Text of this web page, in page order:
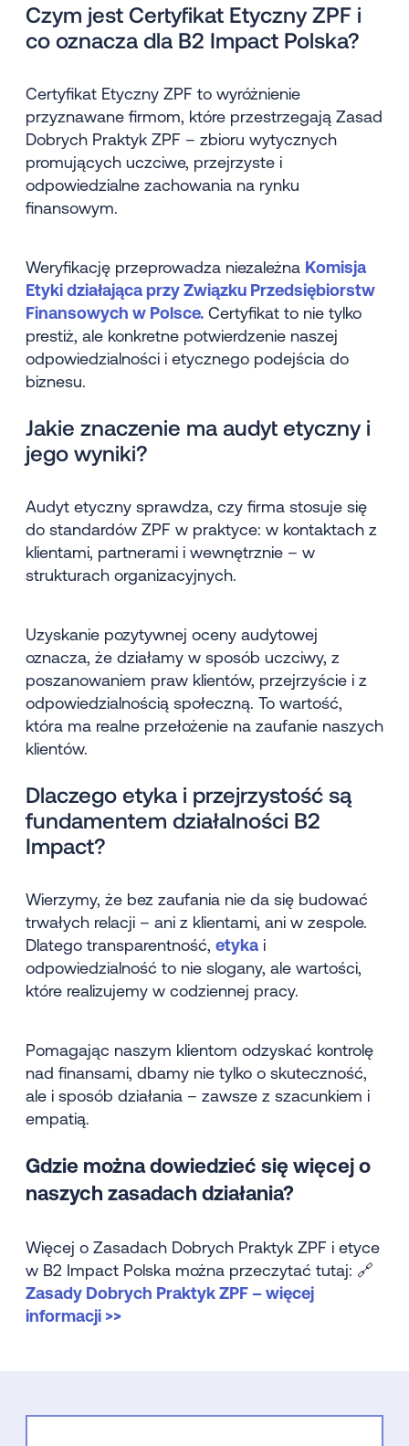
Czym jest Certyfikat Etyczny ZPF i
co oznacza dla B2 Impact Polska?
Certyfikat Etyczny ZPF to wyróżnienie
przyznawane firmom, które przestrzegają Zasad
Dobrych Praktyk ZPF – zbioru wytycznych
promujących uczciwe, przejrzyste i
odpowiedzialne zachowania na rynku
finansowym.
Weryfikację przeprowadza niezależna Komisja
Etyki działająca przy Związku Przedsiębiorstw
Finansowych w Polsce. Certyfikat to nie tylko
prestiż, ale konkretne potwierdzenie naszej
odpowiedzialności i etycznego podejścia do
biznesu.
Jakie znaczenie ma audyt etyczny i
jego wyniki?
Audyt etyczny sprawdza, czy firma stosuje się
do standardów ZPF w praktyce: w kontaktach z
klientami, partnerami i wewnętrznie – w
strukturach organizacyjnych.
Uzyskanie pozytywnej oceny audytowej
oznacza, że działamy w sposób uczciwy, z
poszanowaniem praw klientów, przejrzyście i z
odpowiedzialnością społeczną. To wartość,
która ma realne przełożenie na zaufanie naszych
klientów.
Dlaczego etyka i przejrzystość są
fundamentem działalności B2
Impact?
Wierzymy, że bez zaufania nie da się budować
trwałych relacji – ani z klientami, ani w zespole.
Dlatego transparentność, etyka i
odpowiedzialność to nie slogany, ale wartości,
które realizujemy w codziennej pracy.
Pomagając naszym klientom odzyskać kontrolę
nad finansami, dbamy nie tylko o skuteczność,
ale i sposób działania – zawsze z szacunkiem i
empatią.
Gdzie można dowiedzieć się więcej o
naszych zasadach działania?
Więcej o Zasadach Dobrych Praktyk ZPF i etyce
w B2 Impact Polska można przeczytać tutaj: 🔗
Zasady Dobrych Praktyk ZPF – więcej
informacji >>